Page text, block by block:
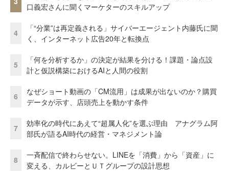
口義宏さんに聞くマーケターのスキルアップ
4
「“分業”は再定義される」サイバーエージェント内藤氏に聞
く、インターネット広告20年と転換点
5
「何を分析するか」の決定が結果を分ける！課題・論点設
計と仮説構築におけるAIと人間の役割
6
なぜショート動画の「CM流用」は成果が出ないのか？購買
データが示す、店頭売上を動かす条件
7
効率化の時代にあえて“超属人化”を選ぶ理由 アナグラム阿
部氏が語るAI時代の経営・マネジメント論
8
一斉配信で終わらせない。LINEを「消費」から「資産」に
変える、カルビーとＵＴグループの設計思想